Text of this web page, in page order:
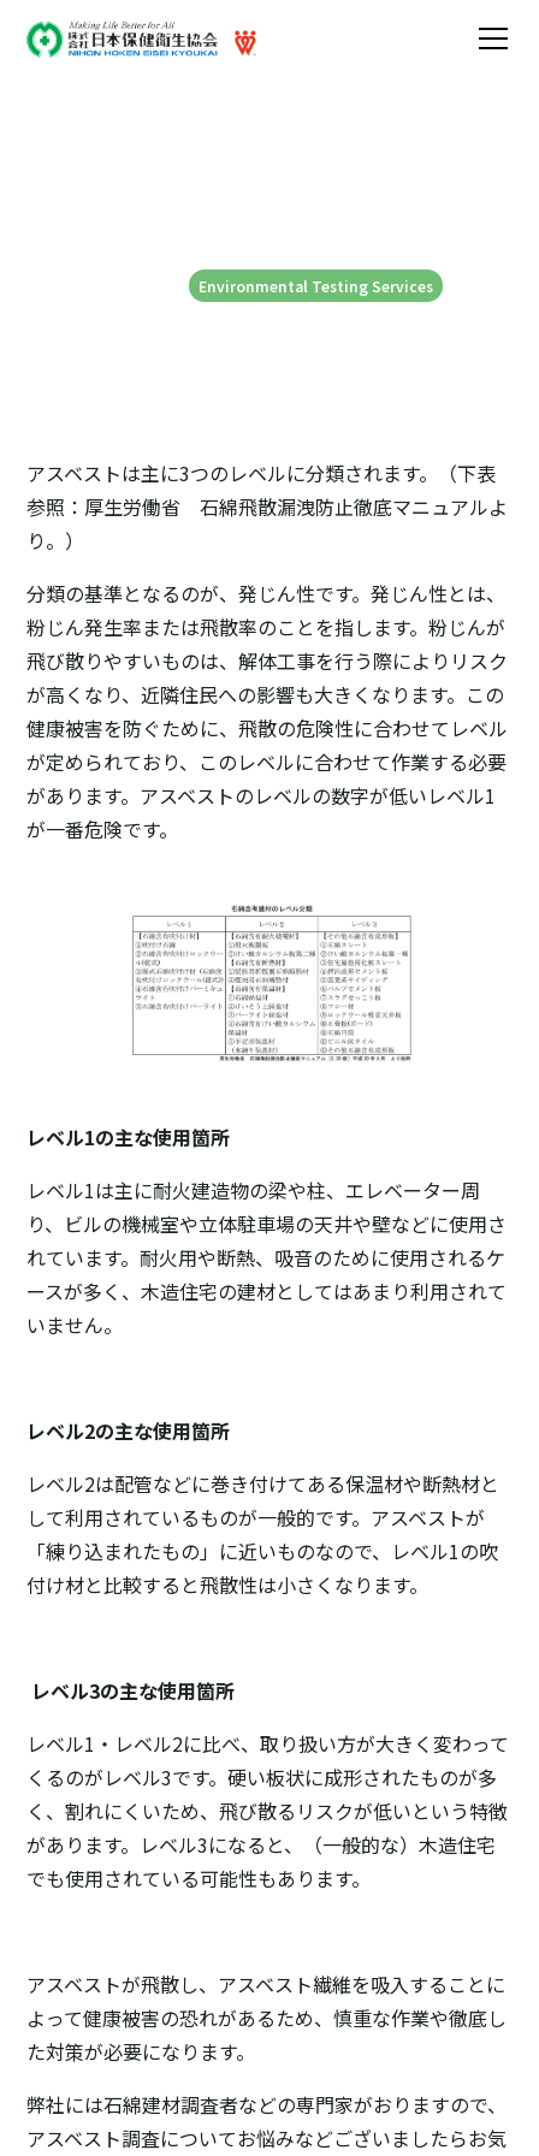
Environmental Testing Services
アスベストは主に3つのレベルに分類されます。（下表
参照：厚生労働省 石綿飛散漏洩防止徹底マニュアルよ
り。）
分類の基準となるのが、発じん性です。発じん性とは、
粉じん発生率または飛散率のことを指します。粉じんが
飛び散りやすいものは、解体工事を行う際によりリスク
が高くなり、近隣住民への影響も大きくなります。この
健康被害を防ぐために、飛散の危険性に合わせてレベル
が定められており、このレベルに合わせて作業する必要
があります。アスベストのレベルの数字が低いレベル1
が一番危険です。
レベル1の主な使用箇所
レベル1は主に耐火建造物の梁や柱、エレベーター周
り、ビルの機械室や立体駐車場の天井や壁などに使用さ
れています。耐火用や断熱、吸音のために使用されるケ
ースが多く、木造住宅の建材としてはあまり利用されて
いません。
レベル2の主な使用箇所
レベル2は配管などに巻き付けてある保温材や断熱材と
して利用されているものが一般的です。アスベストが
「練り込まれたもの」に近いものなので、レベル1の吹
付け材と比較すると飛散性は小さくなります。
レベル3の主な使用箇所
レベル1・レベル2に比べ、取り扱い方が大きく変わって
くるのがレベル3です。硬い板状に成形されたものが多
く、割れにくいため、飛び散るリスクが低いという特徴
があります。レベル3になると、（一般的な）木造住宅
でも使用されている可能性もあります。
アスベストが飛散し、アスベスト繊維を吸入することに
よって健康被害の恐れがあるため、慎重な作業や徹底し
た対策が必要になります。
弊社には石綿建材調査者などの専門家がおりますので、
アスベスト調査についてお悩みなどございましたらお気